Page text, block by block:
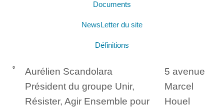
Documents
NewsLetter du site
Définitions
Aurélien Scandolara
Président du groupe Unir,
Résister, Agir Ensemble pour
5 avenue
Marcel
Houel